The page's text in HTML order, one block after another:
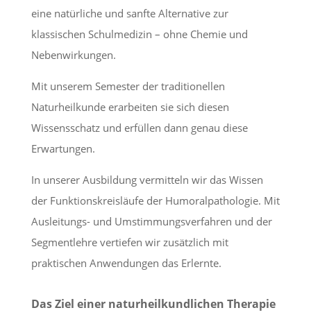
eine natürliche und sanfte Alternative zur
klassischen Schulmedizin – ohne Chemie und
Nebenwirkungen.
Mit unserem Semester der traditionellen
Naturheilkunde erarbeiten sie sich diesen
Wissensschatz und erfüllen dann genau diese
Erwartungen.
In unserer Ausbildung vermitteln wir das Wissen
der Funktionskreisläufe der Humoralpathologie. Mit
Ausleitungs- und Umstimmungsverfahren und der
Segmentlehre vertiefen wir zusätzlich mit
praktischen Anwendungen das Erlernte.
Das Ziel einer naturheilkundlichen Therapie